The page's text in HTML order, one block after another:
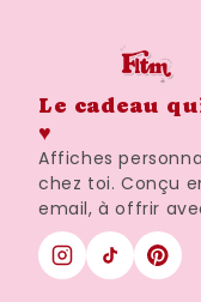
Le cadeau
♥
Affiches
chez toi. Conçu
email, à offrir